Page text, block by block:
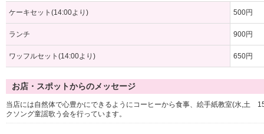
ケーキセット(14:00より) 500円
ランチ 900円
ワッフルセット(14:00より) 650円
お店・スポットからのメッセージ
当店には自然体で心豊かにできるようにコーヒーから食事、絵手紙教室(水,土
クソング童謡歌う会を行っています。